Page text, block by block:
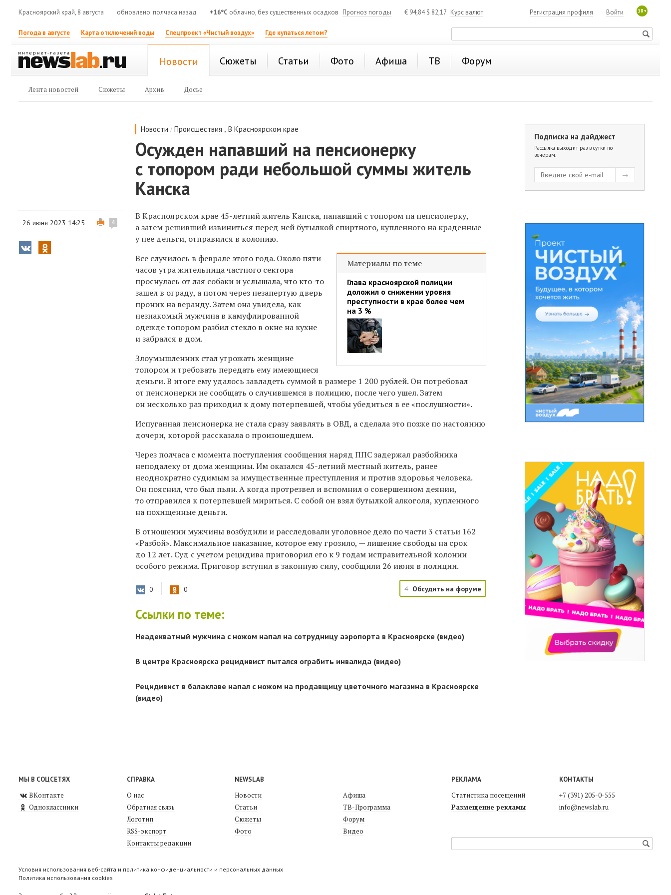
Красноярский край, 8 августа обновлено: полчаса назад +16°C облачно, без существенных осадков Прогноз погоды € 94,84$ 82,17 Курс валют 18+
Войти
Регистрация профиля
Погода в августе Карта отключений воды Спецпроект «Чистый воздух» Где купаться летом?
Новости Сюжеты Статьи Фото Афиша ТВ Форум
Лента новостей Сюжеты Архив Досье
Новости /Происшествия ,В Красноярском крае
Осужден напавший на пенсионерку
с топором ради небольшой суммы житель
Канска
26 июня 2023 14:25 4
В Красноярском крае 45-летний житель Канска, напавший с топором на пенсионерку,
а затем решивший извиниться перед ней бутылкой спиртного, купленного на краденные
у нее деньги, отправился в колонию.
Материалы по теме
Глава красноярской полиции
доложил о снижении уровня
преступности в крае более чем
на 3 %
Все случилось в феврале этого года. Около пяти
часов утра жительница частного сектора
проснулась от лая собаки и услышала, что кто-то
зашел в ограду, а потом через незапертую дверь
проник на веранду. Затем она увидела, как
незнакомый мужчина в камуфлированной
одежде топором разбил стекло в окне на кухне
и забрался в дом.
Злоумышленник стал угрожать женщине
топором и требовать передать ему имеющиеся
деньги. В итоге ему удалось завладеть суммой в размере 1 200 рублей. Он потребовал
от пенсионерки не сообщать о случившемся в полицию, после чего ушел. Затем
он несколько раз приходил к дому потерпевшей, чтобы убедиться в ее «послушности».
Испуганная пенсионерка не стала сразу заявлять в ОВД, а сделала это позже по настоянию
дочери, которой рассказала о произошедшем.
Через полчаса с момента поступления сообщения наряд ППС задержал разбойника
неподалеку от дома женщины. Им оказался 45-летний местный житель, ранее
неоднократно судимым за имущественные преступления и против здоровья человека.
Он пояснил, что был пьян. А когда протрезвел и вспомнил о совершенном деянии,
то отправился к потерпевшей мириться. С собой он взял бутылкой алкоголя, купленного
на похищенные деньги.
В отношении мужчины возбудили и расследовали уголовное дело по части 3 статьи 162
«Разбой». Максимальное наказание, которое ему грозило, — лишение свободы на срок
до 12 лет. Суд с учетом рецидива приговорил его к 9 годам исправительной колонии
особого режима. Приговор вступил в законную силу, сообщили 26 июня в полиции.
0 0 4 Обсудить на форуме
Ссылки по теме:
Неадекватный мужчина с ножом напал на сотрудницу аэропорта в Красноярске (видео)
В центре Красноярска рецидивист пытался ограбить инвалида (видео)
Рецидивист в балаклаве напал с ножом на продавщицу цветочного магазина в Красноярске
(видео)
Подписка на дайджест
Рассылка выходит раз в сутки по
вечерам.
МЫ В СОЦСЕТЯХ
ВКонтакте
Одноклассники
СПРАВКА
О нас
Обратная связь
Логотип
RSS-экспорт
Контакты редакции
NEWSLAB
Новости
Статьи
Сюжеты
Фото
Афиша
ТВ-Программа
Форум
Видео
РЕКЛАМА
Статистика посещений
Размещение рекламы
КОНТАКТЫ
+7 (391) 205-0-555
info@newslab.ru
Условия использования веб-сайта и политика конфиденциальности и персональных данных
Политика использования cookies